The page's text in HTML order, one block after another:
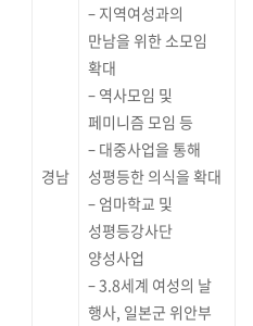
경남
– 지역여성과의
만남을 위한 소모임
확대
– 역사모임 및
페미니즘 모임 등
– 대중사업을 통해
성평등한 의식을 확대
– 엄마학교 및
성평등강사단
양성사업
– 3.8세계 여성의 날
행사, 일본군 위안부